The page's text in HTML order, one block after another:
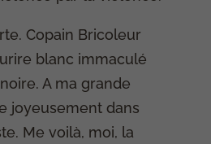
Copain Bricoleur
blanc immaculé
A ma grande
joyeusement dans
Me voilà, moi, la